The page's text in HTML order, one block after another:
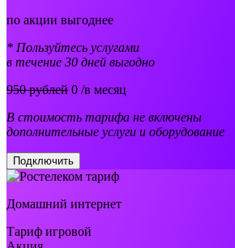
по акции выгоднее
* Пользуйтесь услугами
в течение 30 дней выгодно
950 рублей 0 /в месяц
В стоимость тарифа не включены
дополнительные услуги и оборудование
Подключить
Домашний интернет
Тариф игровой